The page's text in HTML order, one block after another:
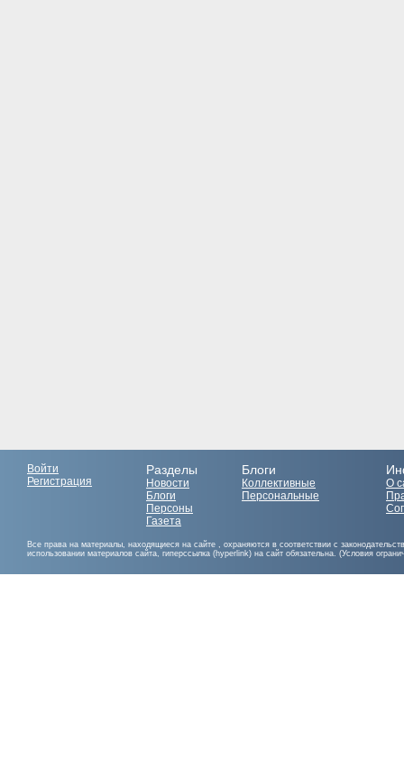
Войти
Регистрация
Разделы
Новости
Блоги
Персоны
Газета
Блоги
Коллективные
Персональные
О
Все права на материалы, находящиеся на сайте , охраняются в соответствии с
использовании материалов сайта, гиперссылка (hyperlink) на сайт обязательна. (Условия